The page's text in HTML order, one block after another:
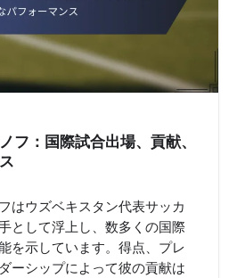
フ：国際試合出場、貢献、
はウズベキスタン代表サッカ
として浮上し、数多くの国際
を示しています。得点、プレ
ーシップによって彼の貢献は